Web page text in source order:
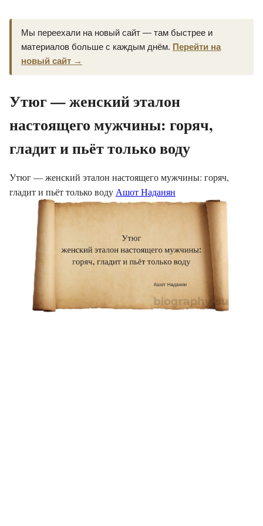
Мы переехали на новый сайт — там быстрее и
материалов больше с каждым днём. Перейти на
новый сайт →
Утюг — женский эталон
настоящего мужчины: горяч,
гладит и пьёт только воду
Утюг — женский эталон настоящего мужчины: горяч,
гладит и пьёт только воду Ашот Наданян